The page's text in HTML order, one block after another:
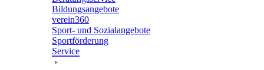
Bildungs­an­ge­bote
verein360
Sport- und Sozialangebote
Sport­för­de­rung
Service